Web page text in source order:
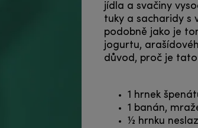
jídla a svačiny
tuky a sacharidy s
podobně jako je
jogurtu,
důvod, proč je
1 hrnek
1 banán,
½ hrnku